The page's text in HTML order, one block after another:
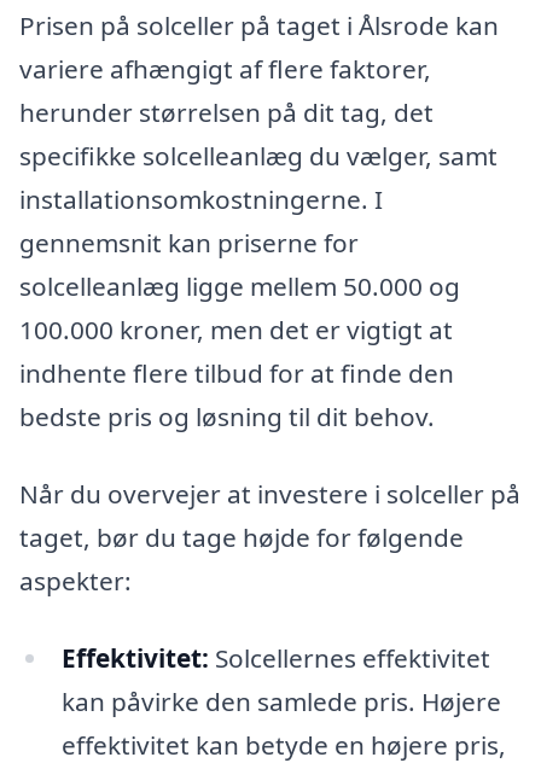
Prisen på solceller på taget i Ålsrode kan
variere afhængigt af flere faktorer,
herunder størrelsen på dit tag, det
specifikke solcelleanlæg du vælger, samt
installationsomkostningerne. I
gennemsnit kan priserne for
solcelleanlæg ligge mellem 50.000 og
100.000 kroner, men det er vigtigt at
indhente flere tilbud for at finde den
bedste pris og løsning til dit behov.
Når du overvejer at investere i solceller på
taget, bør du tage højde for følgende
aspekter:
Effektivitet: Solcellernes effektivitet
kan påvirke den samlede pris. Højere
effektivitet kan betyde en højere pris,